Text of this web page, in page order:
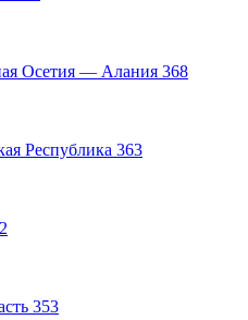
Осетия — Алания 368
Республика 363
353